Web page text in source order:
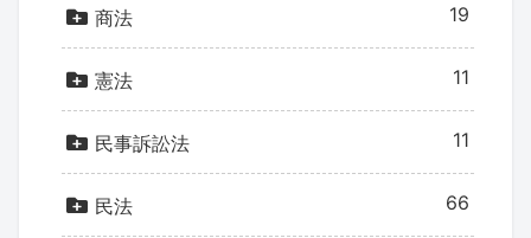
商法 19
憲法 11
民事訴訟法 11
民法 66